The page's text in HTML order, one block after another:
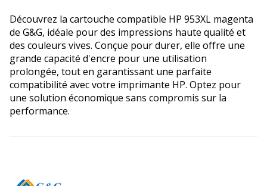
Découvrez la cartouche compatible HP 953XL magenta
de G&G, idéale pour des impressions haute qualité et
des couleurs vives. Conçue pour durer, elle offre une
grande capacité d'encre pour une utilisation
prolongée, tout en garantissant une parfaite
compatibilité avec votre imprimante HP. Optez pour
une solution économique sans compromis sur la
performance.